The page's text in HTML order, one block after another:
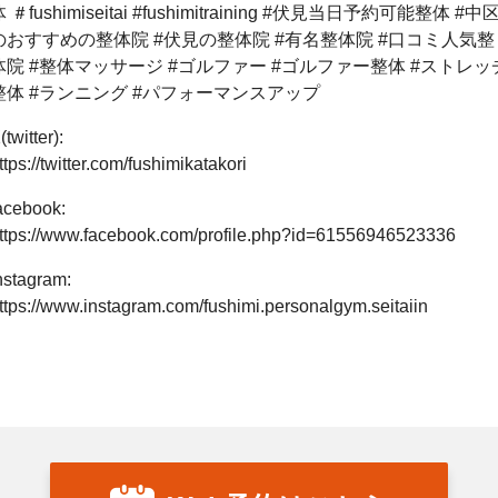
＃fushimiseitai #fushimitraining #伏見当日予約可能整体 #中
おすすめの整体院 #伏見の整体院 #有名整体院 #口コミ人気整
院 #整体マッサージ #ゴルファー #ゴルファー整体 #ストレッ
体 #ランニング #パフォーマンスアップ
twitter.com/fushimikatakori
www.facebook.com/profile.php?id=61556946523336
www.instagram.com/fushimi.personalgym.seitaiin